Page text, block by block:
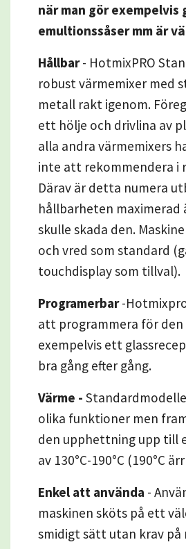
när man gör exempelvis
emultionssåser mm är
Hållbar- HotmixPRO
robust värmemixer med
metall rakt igenom.
ett hölje och drivlina av
alla andra värmemixers
inte att rekommendera i
Därav är detta numera
hållbarheten maximerad
skulle skada den.
och vred som standard
touchdisplay som tillval).
Programerbar-
att programmera för den
exempelvis ett
bra gång efter gång.
Värme -
olika funktioner men
den upphettning upp till
av 130°C-190°C (190°C
Enkel att använda -
maskinen sköts på ett
smidigt sätt utan krav på